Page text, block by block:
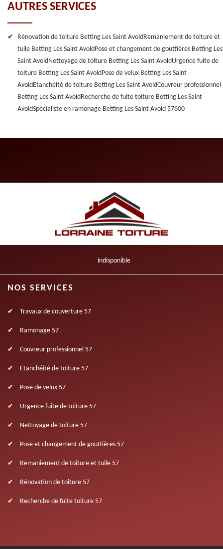
AUTRES SERVICES
Rénovation de toiture Betting Les Saint AvoldRemaniement de toiture et
tuile Betting Les Saint AvoldPose et changement de gouttières Betting Les
Saint AvoldNettoyage de toiture Betting Les Saint AvoldUrgence fuite de
toiture Betting Les Saint AvoldPose de velux Betting Les Saint
AvoldEtanchéité de toiture Betting Les Saint AvoldCouvreur professionnel
Betting Les Saint AvoldRecherche de fuite toiture Betting Les Saint
AvoldSpécialiste en ramonage Betting Les Saint Avold 57800
indisponible
NOS SERVICES
Travaux de couverture 57
Ramonage 57
Couvreur professionnel 57
Etanchéité de toiture 57
Pose de velux 57
Urgence fuite de toiture 57
Nettoyage de toiture 57
Pose et changement de gouttières 57
Remaniement de toiture et tuile 57
Rénovation de toiture 57
Recherche de fuite toiture 57